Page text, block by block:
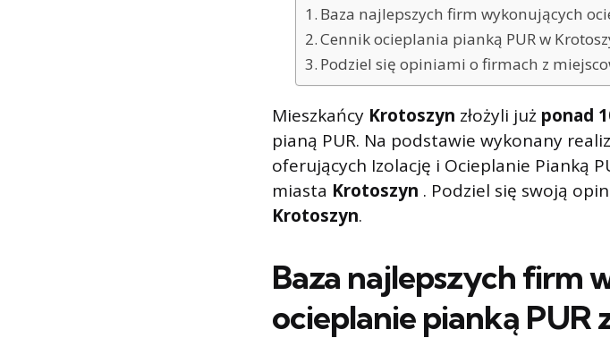
Baza najlepszych firm wykonujących
Cennik ocieplania pianką PUR w
Podziel się opiniami o firmach z
Mieszkańcy Krotoszyn złożyli już ponad
pianą PUR. Na podstawie wykonany
oferujących Izolację i Ocieplanie Pianką
miasta Krotoszyn . Podziel się swoją
Krotoszyn.
Baza najlepszych firm
ocieplanie pianką PUR